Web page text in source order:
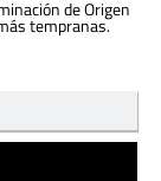
de Origen
tempranas.